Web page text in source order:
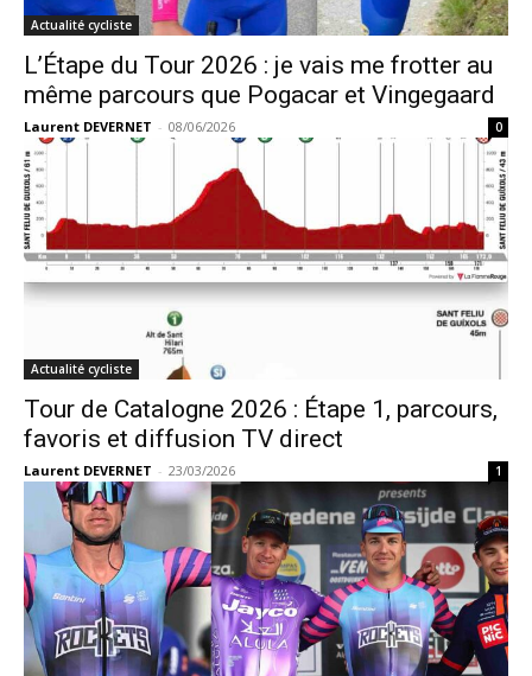
Actualité cycliste
L’Étape du Tour 2026 : je vais me frotter au
même parcours que Pogacar et Vingegaard
Laurent DEVERNET - 08/06/2026 0
Actualité cycliste
Tour de Catalogne 2026 : Étape 1, parcours,
favoris et diffusion TV direct
Laurent DEVERNET - 23/03/2026 1